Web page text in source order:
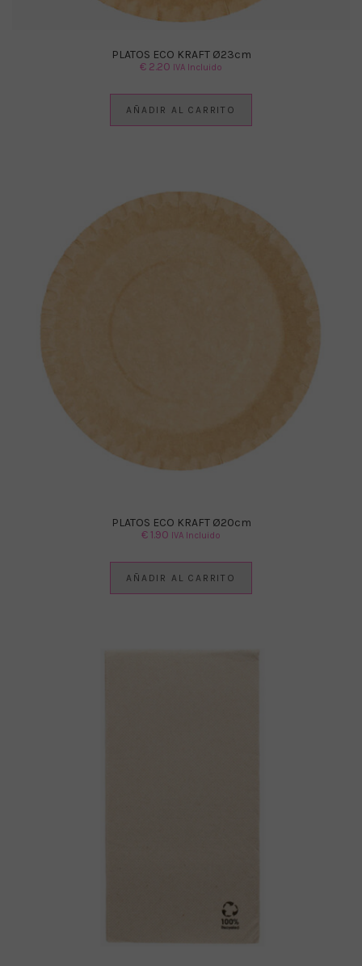
PLATOS ECO KRAFT Ø23cm
€ 2.20 IVA Incluido
AÑADIR AL CARRITO
PLATOS ECO KRAFT Ø20cm
€1.90 IVA Incluido
AÑADIR AL CARRITO